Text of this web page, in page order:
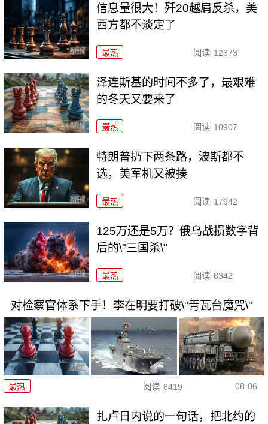
信息量很大！歼20越肩反杀，美
西方都不淡定了
最热 阅读 12373
泽连斯基的时间不多了，最艰难
的冬天又要来了
最热 阅读 10907
特朗普扔下两条路，波斯都不
选，美军机又被揍
最热 阅读 17942
125万还是5万？俄乌战损数字背
后的\"三国杀\"
最热 阅读 8342
对检察官体系下手！李在明要打破\"青瓦台魔咒\"
最热 阅读 6419 08-06
扎卢日内说的一句话，把北约的